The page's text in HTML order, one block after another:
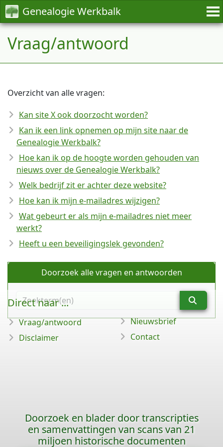
Genealogie Werkbalk
Vraag/antwoord
Overzicht van alle vragen:
Kan site X ook doorzocht worden?
Kan ik een link opnemen op mijn site naar de
Genealogie Werkbalk?
Hoe kan ik op de hoogte worden gehouden van
nieuws over de Genealogie Werkbalk?
Welk bedrijf zit er achter deze website?
Hoe kan ik mijn e-mailadres wijzigen?
Wat gebeurt er als mijn e-mailadres niet meer
werkt?
Heeft u een beveiligingslek gevonden?
Doorzoek alle vragen en antwoorden
Direct naar ...
Vraag/antwoord
Disclaimer
Nieuwsbrief
Contact
Doorzoek en blader door transcripties
en samenvattingen van scans van 21
miljoen historische documenten